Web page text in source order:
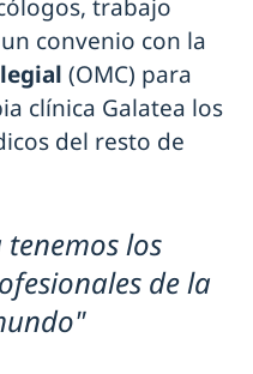
trabajo
convenio con la
(OMC) para
clínica Galatea los
del resto de
tenemos los
de la